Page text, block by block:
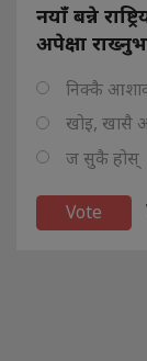
नयाँ बन्ने
अपेक्षा
निक्कै
खोइ, खासै
ज सुकै होस्